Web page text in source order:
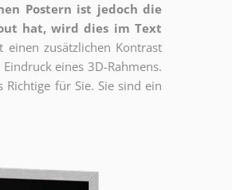
Postern ist jedoch die
hat, wird dies im Text
zusätzlichen Kontrast
eines 3D-Rahmens.
Richtige für Sie. Sie sind ein